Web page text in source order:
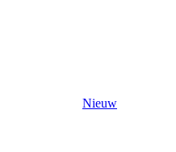
Nieuw